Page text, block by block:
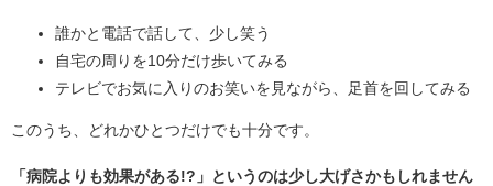
誰かと電話で話して、少し笑う
自宅の周りを10分だけ歩いてみる
テレビでお気に入りのお笑いを見ながら、足首を回してみる
このうち、どれかひとつだけでも十分です。
「病院よりも効果がある!?」というのは少し大げさかもしれません